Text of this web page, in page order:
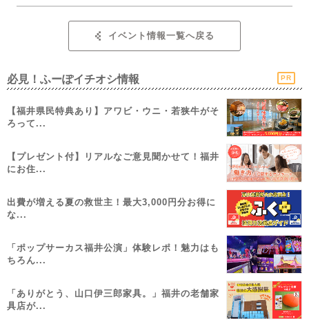
イベント情報一覧へ戻る
必見！ふーぽイチオシ情報 PR
【福井県民特典あり】アワビ・ウニ・若狭牛がそ
ろって...
【プレゼント付】リアルなご意見聞かせて！福井
にお住...
出費が増える夏の救世主！最大3,000円分お得に
な...
「ポップサーカス福井公演」体験レポ！魅力はも
ちろん...
「ありがとう、山口伊三郎家具。」福井の老舗家
具店が...